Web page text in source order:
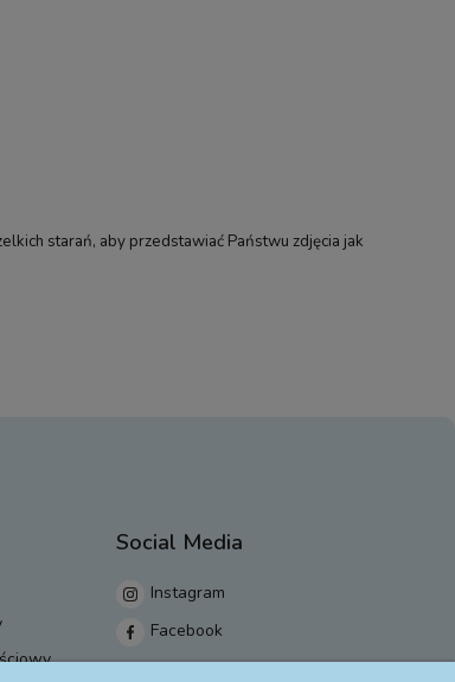
starań, aby przedstawiać Państwu zdjęcia jak
Social Media
Instagram
Facebook